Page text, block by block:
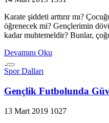
Karate şiddeti arttırır mı?
öğrenecek mi? Gençlerimin
kadar muhtemeldir? Bunlar,
Devamını Oku
Spor Dalları
Gençlik Futbolunda
13 Mart 2019 1027